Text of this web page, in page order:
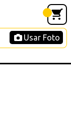
Usar Foto